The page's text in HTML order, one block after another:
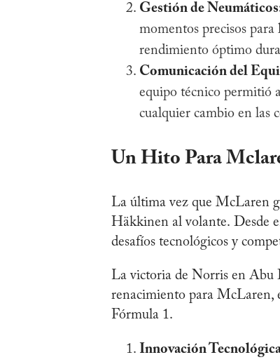
Gestión de
momentos precisos
rendimiento óptimo
Comunicación del
equipo técnico permitió
cualquier cambio en las
Un Hito Para
La última vez que McLaren
Häkkinen al volante. Desde
desafíos tecnológicos y
La victoria de Norris en Abu
renacimiento para McLaren,
Fórmula 1.
Innovación